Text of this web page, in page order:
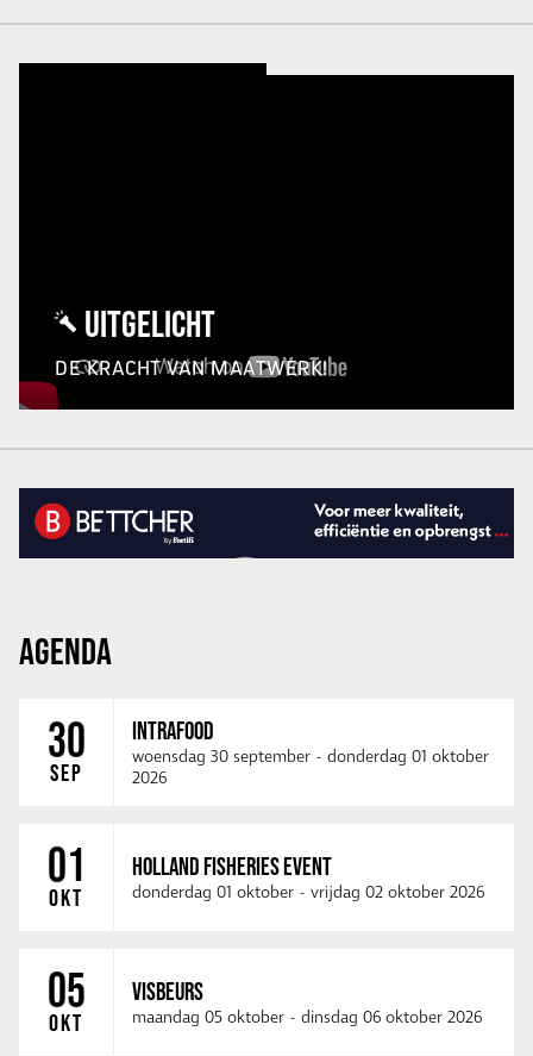
UITGELICHT
DE KRACHT VAN MAATWERK!
AGENDA
30
SEP
INTRAFOOD
woensdag 30 september - donderdag 01 oktober
2026
01
OKT
HOLLAND FISHERIES EVENT
donderdag 01 oktober - vrijdag 02 oktober 2026
05
OKT
VISBEURS
maandag 05 oktober - dinsdag 06 oktober 2026